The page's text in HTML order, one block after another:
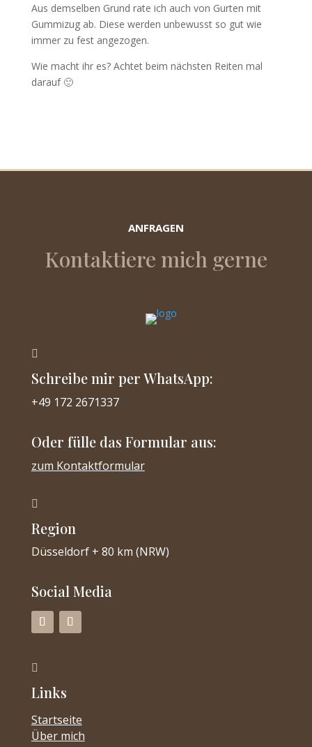
Aus demselben Grund rate ich auch von Gurten mit
Gummizug ab. Diese werden unbewusst so gut wie
immer zu fest angezogen.
Wie macht ihr es? Achtet beim nächsten Reiten mal
darauf 🙂
ANFRAGEN
Kontaktiere mich gerne

Schreibe mir per WhatsApp:
+49 172 2671337
Oder fülle das Formular aus:
zum Kontaktformular

Region
Düsseldorf + 80 km (NRW)
Social Media

Links
Startseite
Über mich